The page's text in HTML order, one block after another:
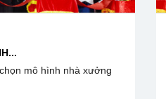
mô hình nhà xưởng